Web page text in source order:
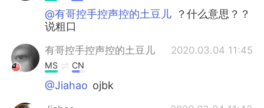
@有哥控手控声控的土豆儿
？什么意思？？
说粗口
有哥控手控声控的土豆儿 2020.03.04 11:45
MS CN
@Jiahao ojbk